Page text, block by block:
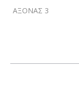
ΑΞΟΝΑΣ 3